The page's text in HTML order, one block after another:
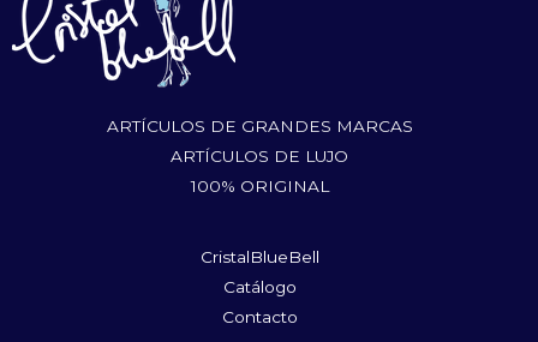
ARTÍCULOS DE GRANDES MARCAS
ARTÍCULOS DE LUJO
100% ORIGINAL
CristalBlueBell
Catálogo
Contacto